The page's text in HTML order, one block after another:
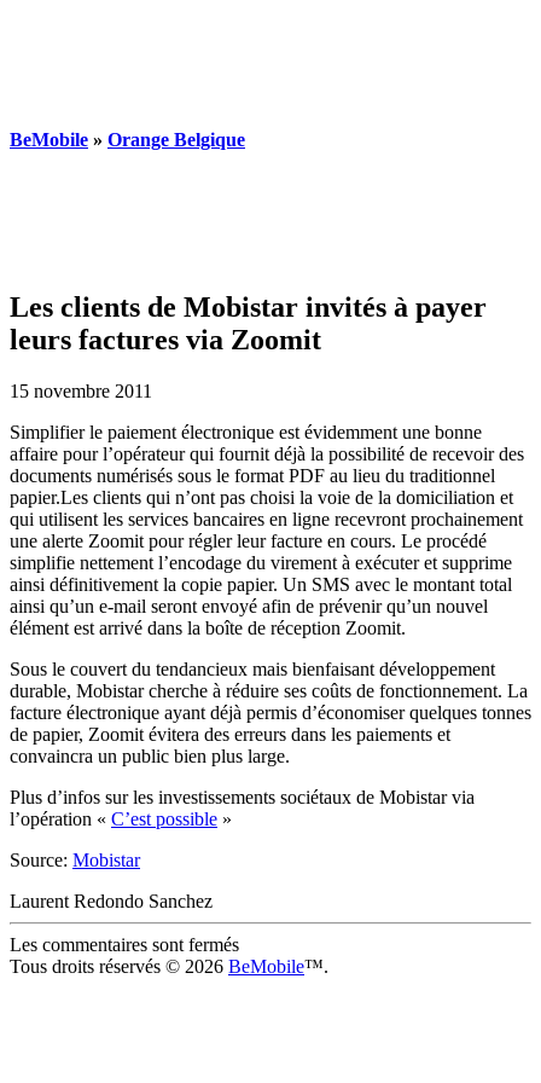
BeMobile » Orange Belgique
Les clients de Mobistar invités à payer
leurs factures via Zoomit
15 novembre 2011
Simplifier le paiement électronique est évidemment une bonne
affaire pour l’opérateur qui fournit déjà la possibilité de recevoir des
documents numérisés sous le format PDF au lieu du traditionnel
papier.Les clients qui n’ont pas choisi la voie de la domiciliation et
qui utilisent les services bancaires en ligne recevront prochainement
une alerte Zoomit pour régler leur facture en cours. Le procédé
simplifie nettement l’encodage du virement à exécuter et supprime
ainsi définitivement la copie papier. Un SMS avec le montant total
ainsi qu’un e-mail seront envoyé afin de prévenir qu’un nouvel
élément est arrivé dans la boîte de réception Zoomit.
Sous le couvert du tendancieux mais bienfaisant développement
durable, Mobistar cherche à réduire ses coûts de fonctionnement. La
facture électronique ayant déjà permis d’économiser quelques tonnes
de papier, Zoomit évitera des erreurs dans les paiements et
convaincra un public bien plus large.
Plus d’infos sur les investissements sociétaux de Mobistar via
l’opération « C’est possible »
Source: Mobistar
Laurent Redondo Sanchez
Les commentaires sont fermés
Tous droits réservés © 2026 BeMobile™.